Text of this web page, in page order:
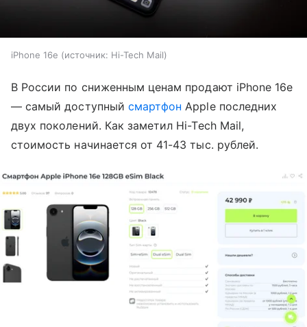
iPhone 16e источник: Hi-Tech Mail
В России по сниженным ценам продают iPhone 16e
— самый доступный смартфон Apple последних
двух поколений. Как заметил Hi-Tech Mail,
стоимость начинается от 41-43 тыс. рублей.